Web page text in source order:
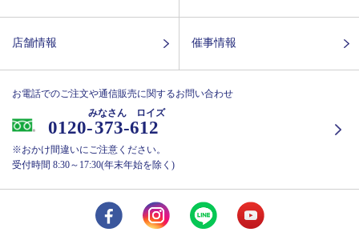
店舗情報 催事情報
お電話でのご注文や通信販売に関するお問い合わせ
0120-373-612
みなさん ロイズ
※おかけ間違いにご注意ください。
受付時間 8:30～17:30(年末年始を除く)